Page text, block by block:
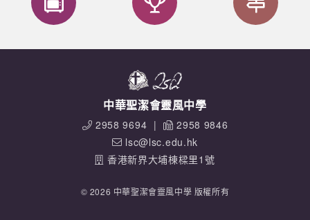
中華聖潔會靈風中學
2958 9694 |
2958 9846
lsc@lsc.edu.hk
香港新界大埔棟樑里1號
© 2026 中華聖潔會靈風中學 版權所有